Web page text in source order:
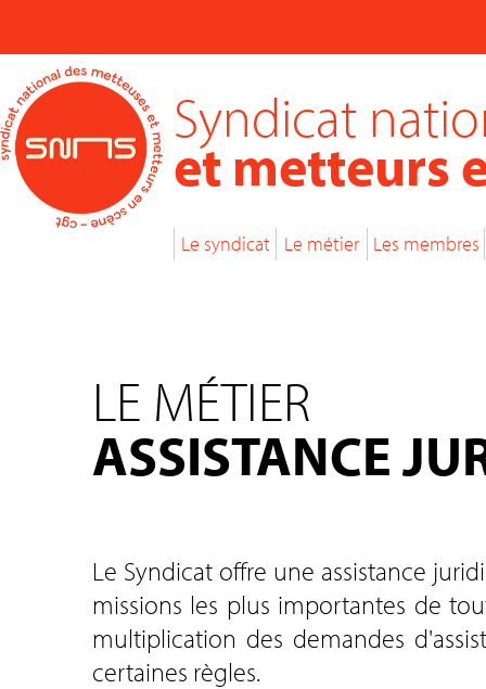
Syndicat
et metteurs
Le syndicat Le métier Les membres
LE MÉTIER
ASSISTANCE
Le Syndicat offre une assistance
missions les plus importantes de
multiplication des demandes
certaines règles.